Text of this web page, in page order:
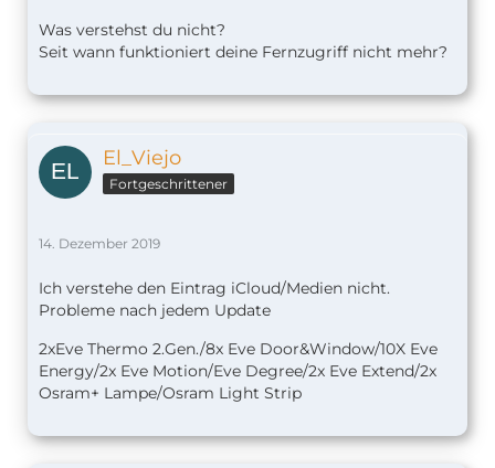
Was verstehst du nicht?
Seit wann funktioniert deine Fernzugriff nicht mehr?
El_Viejo
Fortgeschrittener
14. Dezember 2019
Ich verstehe den Eintrag iCloud/Medien nicht.
Probleme nach jedem Update
2xEve Thermo 2.Gen./8x Eve Door&Window/10X Eve
Energy/2x Eve Motion/Eve Degree/2x Eve Extend/2x
Osram+ Lampe/Osram Light Strip